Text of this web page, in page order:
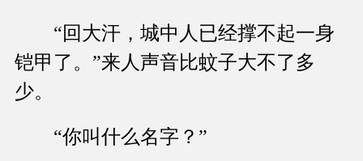
“回大汗，城中人已经撑不起一身
铠甲了。”来人声音比蚊子大不了多
少。
“你叫什么名字？”